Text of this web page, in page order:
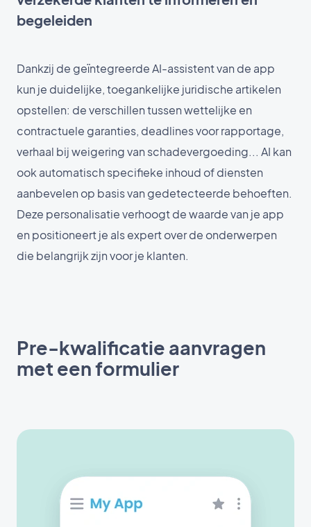
begeleiden
Dankzij de geïntegreerde AI-assistent van de app
kun je duidelijke, toegankelijke juridische artikelen
opstellen: de verschillen tussen wettelijke en
contractuele garanties, deadlines voor rapportage,
verhaal bij weigering van schadevergoeding... AI kan
ook automatisch specifieke inhoud of diensten
aanbevelen op basis van gedetecteerde behoeften.
Deze personalisatie verhoogt de waarde van je app
en positioneert je als expert over de onderwerpen
die belangrijk zijn voor je klanten.
Pre-kwalificatie aanvragen
met een formulier